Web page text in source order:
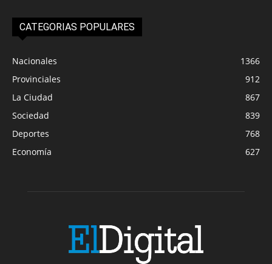
CATEGORIAS POPULARES
Nacionales
1366
Provinciales
912
La Ciudad
867
Sociedad
839
Deportes
768
Economía
627